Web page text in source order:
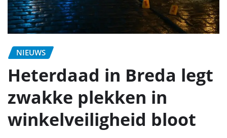
NIEUWS
Heterdaad in Breda legt
zwakke plekken in
winkelveiligheid bloot